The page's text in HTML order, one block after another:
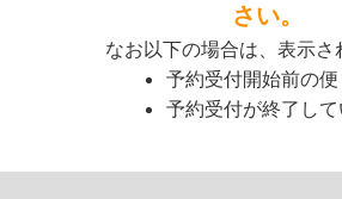
さい。
なお以下の場合は、表示さ
予約受付開始前の便
予約受付が終了し